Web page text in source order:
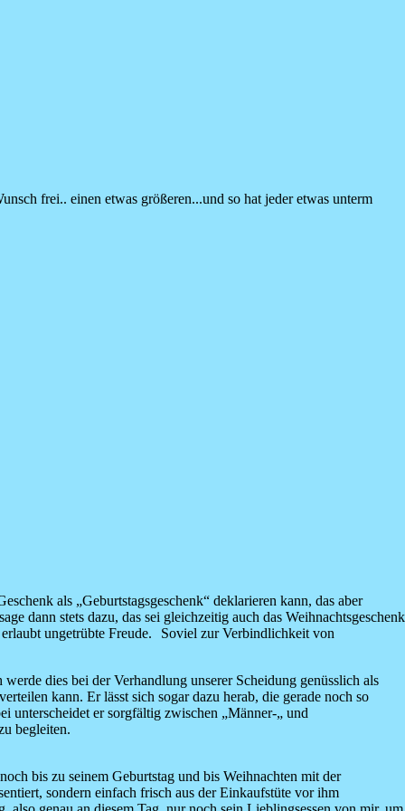
frei.. einen etwas größeren...und so hat jeder etwas unterm
als „Geburtstagsgeschenk“ deklarieren kann, das aber
dann stets dazu, das sei gleichzeitig auch das Weihnachtsgeschenk
ungetrübte Freude. Soviel zur Verbindlichkeit von
dies bei der Verhandlung unserer Scheidung genüsslich als
kann. Er lässt sich sogar dazu herab, die gerade noch so
unterscheidet er sorgfältig zwischen „Männer-„ und
begleiten.
bis zu seinem Geburtstag und bis Weihnachten mit der
sondern einfach frisch aus der Einkaufstüte vor ihm